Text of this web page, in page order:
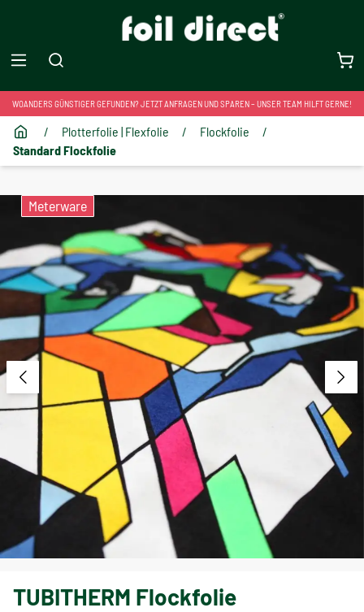
WOANDERS GÜNSTIGER GEFUNDEN? JETZT ANFRAGEN UND SPAREN – UNSER TEAM HILFT GERNE!
/ Plotterfolie | Flexfolie / Flockfolie
/
Standard Flockfolie
Meterware
TUBITHERM Flockfolie